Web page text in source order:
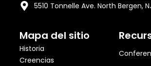
5510 Tonnelle Ave. North Bergen,
Mapa del sitio
Historia
Creencias